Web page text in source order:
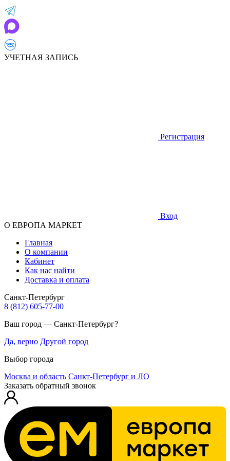
УЧЕТНАЯ ЗАПИСЬ
Регистрация
Вход
О ЕВРОПА МАРКЕТ
Главная
О компании
Кабинет
Как нас найти
Доставка и оплата
Санкт-Петербург
8 (812) 605-77-00
Ваш город — Санкт-Петербург?
Да, верно Другой город
Выбор города
Москва и область Санкт-Петербург и ЛО
Заказать обратный звонок